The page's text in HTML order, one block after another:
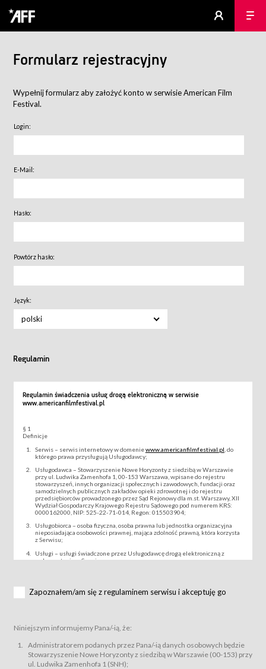
Formularz rejestracyjny
Wypełnij formularz aby założyć konto w serwisie American Film
Festival.
Login:
E-Mail:
Hasło:
Powtórz hasło:
Język:
polski
Regulamin
Regulamin świadczenia usług drogą elektroniczną w serwisie
www.americanfilmfestival.pl
§ 1
Definicje
Serwis – serwis internetowy w domeniewww.americanfilmfestival.pl , do
którego prawa przysługują Usługodawcy;
Usługodawca – Stowarzyszenie Nowe Horyzonty z siedzibą w Warszawie
przy ul. Ludwika Zamenhofa 1, 00-153 Warszawa, wpisane do rejestru
stowarzyszeń, innych organizacji społecznych i zawodowych, fundacji oraz
samodzielnych publicznych zakładów opieki zdrowotnej i do rejestru
przedsiębiorców prowadzonego przez Sąd Rejonowy dla m.st. Warszawy, XII
Wydział Gospodarczy Krajowego Rejestru Sądowego pod numerem KRS:
0000162000, NIP: 525-22-71-014, Regon: 015503904;
Usługobiorca – osoba fizyczna, osoba prawna lub jednostka organizacyjna
nieposiadająca osobowości prawnej, mająca zdolność prawną, która korzysta
z Serwisu;
Usługi – usługi świadczone przez Usługodawcę drogą elektroniczną z
wykorzystaniem Serwisu;
za pośrednictwem Serwisu;
podmiotom z branży mediów i filmowej (Akredytacje);
Bilety – wybrane dokumenty potwierdzające zawarcie umowy z
Usługodawcą i uprawniające do wzięcia udziału w Wydarzeniu,
przewidziane przez Usługodawcę dla danego Wydarzenia, tj. uprawniające
do uczestnictwa w wielu albo w pojedynczych seansach filmowych,
Zapoznałem/am się z regulaminem serwisu i akceptuję go
Niniejszym informujemy Pana/-ią, że:
Administratorem podanych przez Pana/-ią danych osobowych będzie
Stowarzyszenie Nowe Horyzonty z siedzibą w Warszawie (00-153) przy
ul. Ludwika Zamenhofa 1 (SNH);